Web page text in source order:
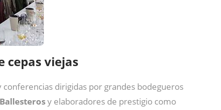
cepas viejas
dirigidas por grandes bodegueros
Ballesterosy elaboradores de prestigio como